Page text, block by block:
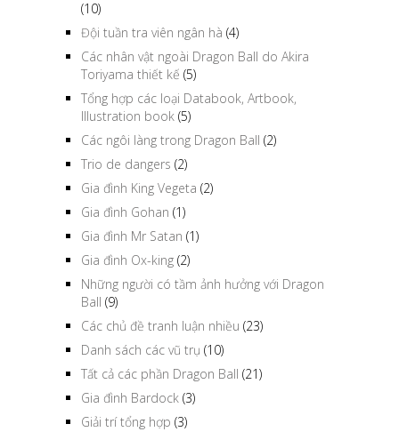
(10)
Đội tuần tra viên ngân hà (4)
Các nhân vật ngoài Dragon Ball do Akira
Toriyama thiết kế (5)
Tổng hợp các loại Databook, Artbook,
Illustration book (5)
Các ngôi làng trong Dragon Ball (2)
Trio de dangers (2)
Gia đình King Vegeta (2)
Gia đình Gohan (1)
Gia đình Mr Satan (1)
Gia đình Ox-king (2)
Những người có tầm ảnh hưởng với Dragon
Ball (9)
Các chủ đề tranh luận nhiều (23)
Danh sách các vũ trụ (10)
Tất cả các phần Dragon Ball (21)
Gia đình Bardock (3)
Giải trí tổng hợp (3)